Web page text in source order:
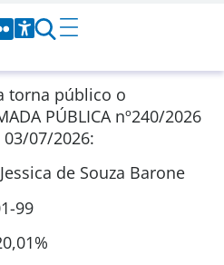
torna público o
PÚBLICA nº240/2026
03/07/2026:
de Souza Barone
99